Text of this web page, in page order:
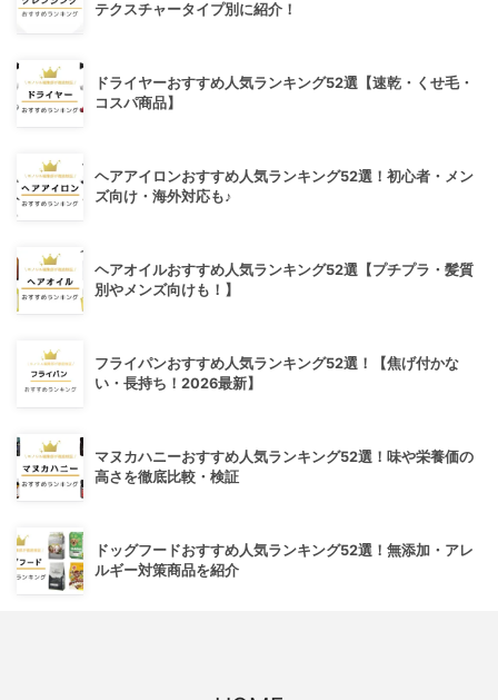
テクスチャータイプ別に紹介！
ドライヤーおすすめ人気ランキング52選【速乾・くせ毛・
コスパ商品】
ヘアアイロンおすすめ人気ランキング52選！初心者・メン
ズ向け・海外対応も♪
ヘアオイルおすすめ人気ランキング52選【プチプラ・髪質
別やメンズ向けも！】
フライパンおすすめ人気ランキング52選！【焦げ付かな
い・長持ち！2026最新】
マヌカハニーおすすめ人気ランキング52選！味や栄養価の
高さを徹底比較・検証
ドッグフードおすすめ人気ランキング52選！無添加・アレ
ルギー対策商品を紹介